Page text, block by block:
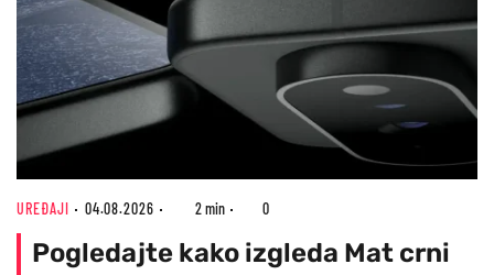
UREĐAJI 04.08.2026 2 min 0
Pogledajte kako izgleda Mat crni